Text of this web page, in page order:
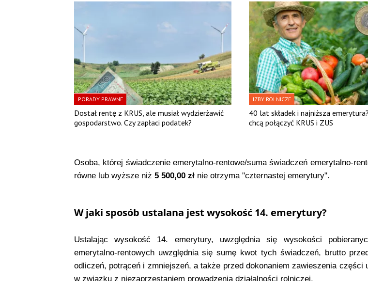
PORADY PRAWNE
Dostał rentę z KRUS, ale musiał wydzierżawić
gospodarstwo. Czy zapłaci podatek?
IZBY ROLNICZE
40 lat składek i najniższa
chcą połączyć KRUS i ZUS
Osoba, której świadczenie emerytalno-rentowe/suma świadczeń emerytalno-
równe lub wyższe niż 5 500,00 złnie otrzyma "czternastej emerytury".
W jaki sposób ustalana jest wysokość 14. emerytury?
Ustalając wysokość 14. emerytury, uwzględnia się wysokości
emerytalno-rentowych uwzględnia się sumę kwot tych świadczeń, brutto
odliczeń, potrąceń i zmniejszeń, a także przed dokonaniem zawieszenia części
w związku z niezaprzestaniem prowadzenia działalności rolniczej.